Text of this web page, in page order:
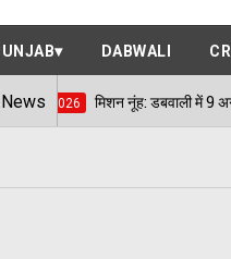
DABWALI
नूंह: डबवाली में 9 अगस्त को इनेलो का